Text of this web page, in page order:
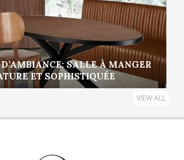
SALLE À MANGER
ET SOPHISTIQUÉE
VIEW ALL